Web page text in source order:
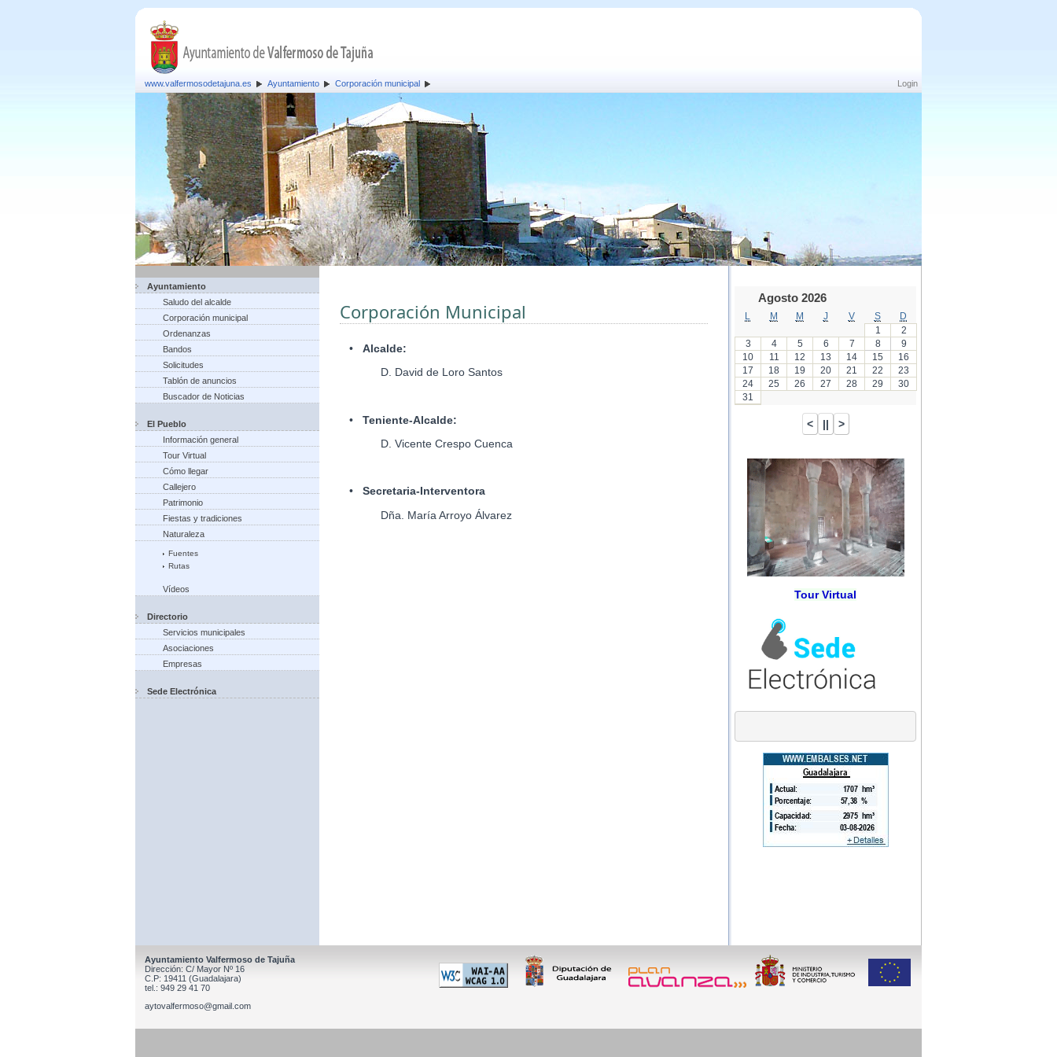
Login
www.valfermosodetajuna.es Ayuntamiento Corporación municipal
Ayuntamiento
Saludo del alcalde
Corporación municipal
Ordenanzas
Bandos
Solicitudes
Tablón de anuncios
Buscador de Noticias
El Pueblo
Información general
Tour Virtual
Cómo llegar
Callejero
Patrimonio
Fiestas y tradiciones
Naturaleza
Fuentes
Rutas
Vídeos
Directorio
Servicios municipales
Asociaciones
Empresas
Sede Electrónica
Corporación Municipal
• Alcalde:
D. David de Loro Santos
• Teniente-Alcalde:
D. Vicente Crespo Cuenca
• Secretaria-Interventora
Dña. María Arroyo Álvarez
Agosto 2026
M M J V S
D
1
2
3
4 5 6 7 8
9
10
11 12 13 14 15
16
17
18 19 20 21 22
23
24
25 26 27 28 29
30
31
Tour Virtual
Ayuntamiento Valfermoso de Tajuña
Dirección: C/ Mayor Nº 16
C.P: 19411 (Guadalajara)
tel.: 949 29 41 70
aytovalfermoso@gmail.com